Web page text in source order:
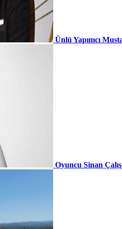
Ünlü Yapımcı
Oyuncu Sinan